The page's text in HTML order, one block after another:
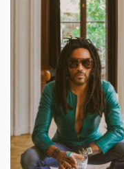
КАТЕГОРИИ
Wine&Dine
Подкасти
Мода
Dialogue
Изкуство